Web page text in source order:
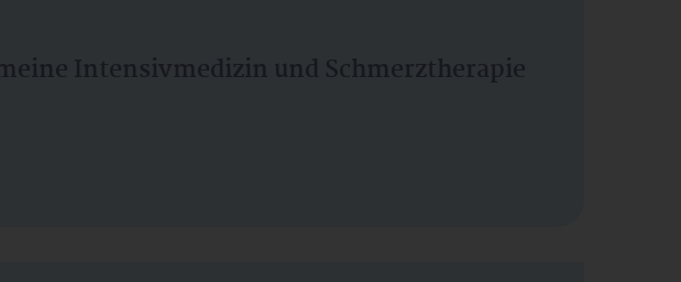
Intensivmedizin und Schmerztherapie